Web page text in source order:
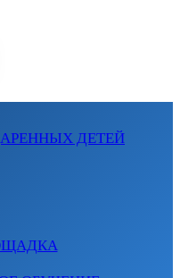
ДЕТЕЙ